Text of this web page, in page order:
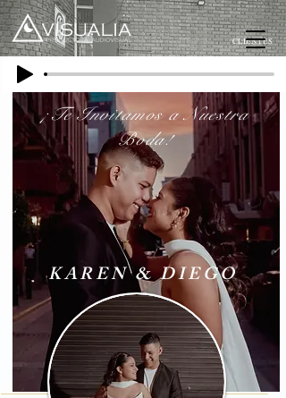
CLIENTES
¡Te Invitamos a Nuestra
Boda!
KAREN & DIEGO